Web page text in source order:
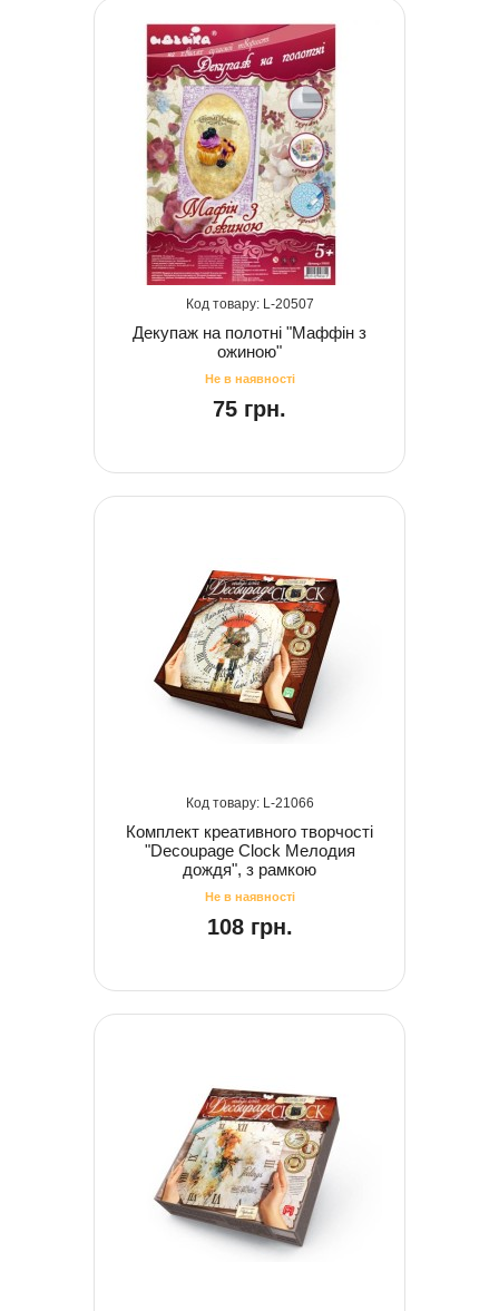
20507
Декупаж на полотні "Маффін з
ожиною"
75 грн.
21066
Комплект креативного творчості
"Decoupage Clock Мелодия
дождя", з рамкою
108 грн.